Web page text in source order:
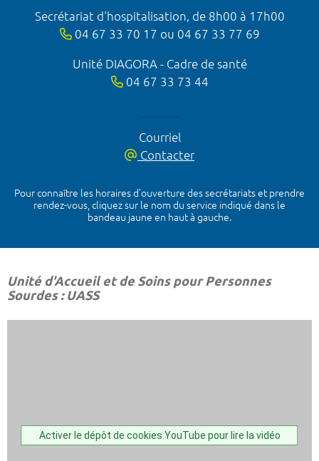
Secrétariat d'hospitalisation, de 8h00 à 17h00
04 67 33 70 17 ou 04 67 33 77 69
Unité DIAGORA - Cadre de santé
04 67 33 73 44
Courriel
Contacter
Pour connaître les horaires d’ouverture des secrétariats et prendre
rendez-vous, cliquez sur le nom du service indiqué dans le
bandeau jaune en haut à gauche.
Unité d'Accueil et de Soins pour Personnes
Sourdes : UASS
Activer le dépôt de cookies YouTube pour lire la vidéo